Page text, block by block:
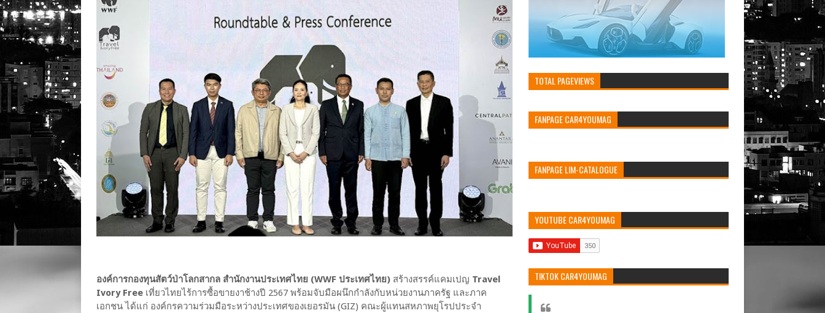
องค์การกองทุนสัตว์ป่าโลกสากล สำนักงานประเทศไทย (WWF ประเทศไทย) สร้างสรรค์แคมเปญ Travel
Ivory Free เที่ยวไทยไร้การซื้อขายงาช้างปี 2567 พร้อมจับมือผนึกกำลังกับหน่วยงานภาครัฐ และภาค
เอกชน ได้แก่ องค์กรความร่วมมือระหว่างประเทศของเยอรมัน (GIZ) คณะผู้แทนสหภาพยุโรปประจำ
TOTAL PAGEVIEWS
FANPAGE CAR4YOUMAG
FANPAGE LIM-CATALOGUE
YOUTUBE CAR4YOUMAG
TIKTOK CAR4YOUMAG